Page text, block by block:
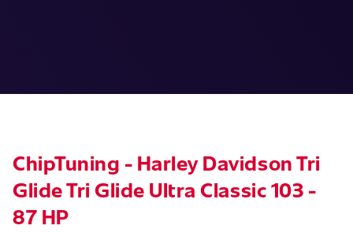
ChipTuning - Harley Davidson Tri
Glide Tri Glide Ultra Classic 103 -
87 HP